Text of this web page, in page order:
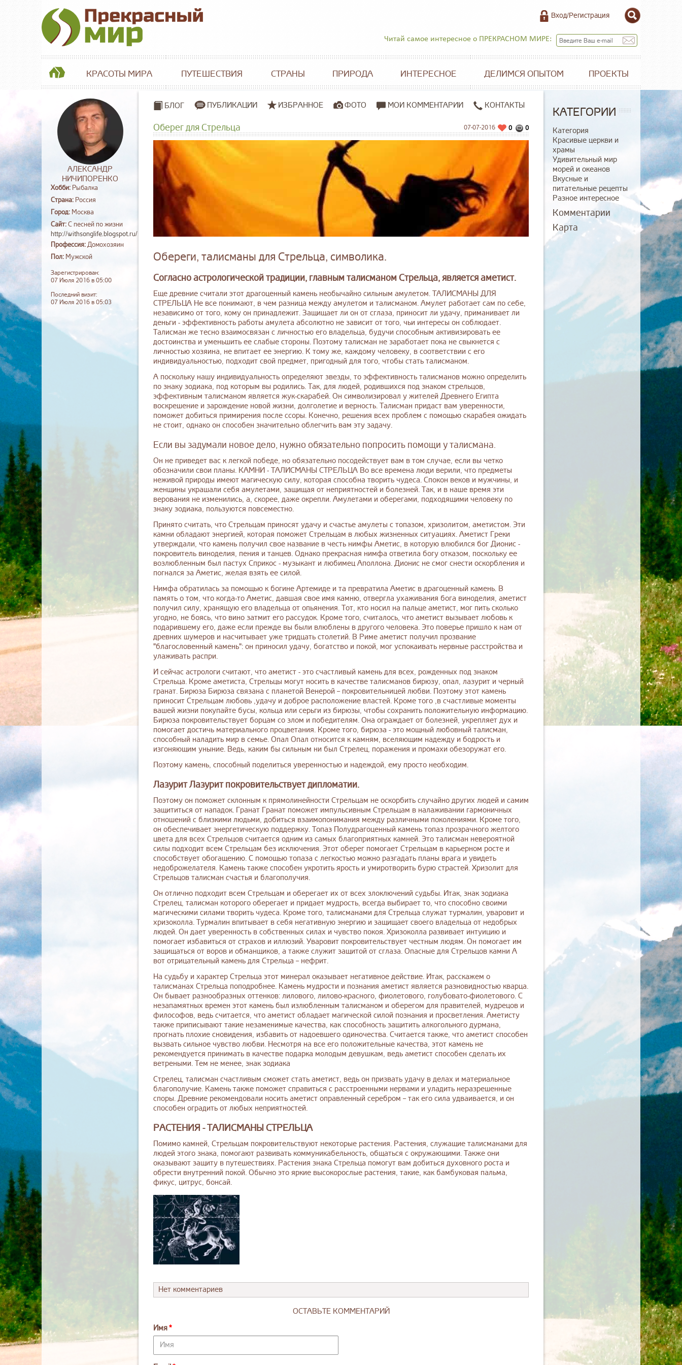
Вход/Регистрация
Читай самое интересное о ПРЕКРАСНОМ МИРЕ:
КРАСОТЫ МИРА ПУТЕШЕСТВИЯ СТРАНЫ ПРИРОДА ИНТЕРЕСНОЕ ДЕЛИМСЯ ОПЫТОМ ПРОЕКТЫ
АЛЕКСАНДР
НИЧИПОРЕНКО
Хобби: Рыбалка
Страна: Россия
Город: Москва
Сайт:С песней по жизни
http://withsonglife.blogspot.ru/
Профессия:Домохозяин
Пол: Мужской
Зарегистрирован:
07 Июля 2016 в 05:00
Последний визит:
07 Июля 2016 в 05:03
БЛОГ ПУБЛИКАЦИИ ИЗБРАННОЕ ФОТО МОИ КОММЕНТАРИИ КОНТАКТЫ
Оберег для Стрельца 07-07-2016 0
0
Обереги, талисманы для Стрельца, символика.
Согласно астрологической традиции, главным талисманом Стрельца, является аметист.
Еще древние считали этот драгоценный камень необычайно сильным амулетом. ТАЛИСМАНЫ ДЛЯ
СТРЕЛЬЦА Не все понимают, в чем разница между амулетом и талисманом. Амулет работает сам по себе,
независимо от того, кому он принадлежит. Защищает ли он от сглаза, приносит ли удачу, приманивает ли
деньги - эффективность работы амулета абсолютно не зависит от того, чьи интересы он соблюдает.
Талисман же тесно взаимосвязан с личностью его владельца, будучи способным активизировать ее
достоинства и уменьшить ее слабые стороны. Поэтому талисман не заработает пока не свыкнется с
личностью хозяина, не впитает ее энергию. К тому же, каждому человеку, в соответствии с его
индивидуальностью, подходит свой предмет, пригодный для того, чтобы стать талисманом.
А поскольку нашу индивидуальность определяют звезды, то эффективность талисманов можно определить
по знаку зодиака, под которым вы родились. Так, для людей, родившихся под знаком стрельцов,
эффективным талисманом является жук-скарабей. Он символизировал у жителей Древнего Египта
воскрешение и зарождение новой жизни, долголетие и верность. Талисман придаст вам уверенности,
поможет добиться примирения после ссоры. Конечно, решения всех проблем с помощью скарабея ожидать
не стоит, однако он способен значительно облегчить вам эту задачу.
Если вы задумали новое дело, нужно обязательно попросить помощи у талисмана.
Он не приведет вас к легкой победе, но обязательно посодействует вам в том случае, если вы четко
обозначили свои планы. КАМНИ - ТАЛИСМАНЫ СТРЕЛЬЦА Во все времена люди верили, что предметы
неживой природы имеют магическую силу, которая способна творить чудеса. Спокон веков и мужчины, и
женщины украшали себя амулетами, защищая от неприятностей и болезней. Так, и в наше время эти
верования не изменились, а, скорее, даже окрепли. Амулетами и оберегами, подходящими человеку по
знаку зодиака, пользуются повсеместно.
Принято считать, что Стрельцам приносят удачу и счастье амулеты с топазом, хризолитом, аметистом. Эти
камни обладают энергией, которая поможет Стрельцам в любых жизненных ситуациях. Аметист Греки
утверждали, что камень получил свое название в честь нимфы Аметис, в которую влюбился бог Дионис -
покровитель виноделия, пения и танцев. Однако прекрасная нимфа ответила богу отказом, поскольку ее
возлюбленным был пастух Сприкос - музыкант и любимец Аполлона. Дионис не смог снести оскорбления и
погнался за Аметис, желая взять ее силой.
Нимфа обратилась за помощью к богине Артемиде и та превратила Аметис в драгоценный камень. В
память о том, что когда-то Аметис, давшая свое имя камню, отвергла ухаживания бога виноделия, аметист
получил силу, хранящую его владельца от опьянения. Тот, кто носил на пальце аметист, мог пить сколько
угодно, не боясь, что вино затмит его рассудок. Кроме того, считалось, что аметист вызывает любовь к
подарившему его, даже если прежде вы были влюблены в другого человека. Это поверье пришло к нам от
древних шумеров и насчитывает уже тридцать столетий. В Риме аметист получил прозвание
"благословенный камень": он приносил удачу, богатство и покой, мог успокаивать нервные расстройства и
улаживать распри.
И сейчас астрологи считают, что аметист - это счастливый камень для всех, рожденных под знаком
Стрельца. Кроме аметиста, Стрельцы могут носить в качестве талисманов бирюзу, опал, лазурит и черный
гранат. Бирюза Бирюза связана с планетой Венерой – покровительницей любви. Поэтому этот камень
приносит Стрельцам любовь ,удачу и доброе расположение властей. Кроме того ,в счастливые моменты
вашей жизни покупайте бусы, кольца или серьги из бирюзы, чтобы сохранить положительную информацию.
Бирюза покровительствует борцам со злом и победителям. Она ограждает от болезней, укрепляет дух и
помогает достичь материального процветания. Кроме того, бирюза - это мощный любовный талисман,
способный наладить мир в семье. Опал Опал относится к камням, вселяющим надежду и бодрость и
изгоняющим уныние. Ведь, каким бы сильным ни был Стрелец, поражения и промахи обезоружат его.
Поэтому камень, способный поделиться уверенностью и надеждой, ему просто необходим.
Лазурит Лазурит покровительствует дипломатии.
Поэтому он поможет склонным к прямолинейности Стрельцам не оскорбить случайно других людей и самим
защититься от нападок. Гранат Гранат поможет импульсивным Стрельцам в налаживании гармоничных
отношений с близкими людьми, добиться взаимопонимания между различными поколениями. Кроме того,
он обеспечивает энергетическую поддержку. Топаз Полудрагоценный камень топаз прозрачного желтого
цвета для всех Стрельцов считается одним из самых благоприятных камней. Это талисман невероятной
силы подходит всем Стрельцам без исключения. Этот оберег помогает Стрельцам в карьерном росте и
способствует обогащению. С помощью топаза с легкостью можно разгадать планы врага и увидеть
недоброжелателя. Камень также способен укротить ярость и умиротворить бурю страстей. Хризолит для
Стрельцов талисман счастья и благополучия.
Он отлично подходит всем Стрельцам и оберегает их от всех злоключений судьбы. Итак, знак зодиака
Стрелец, талисман которого оберегает и придает мудрость, всегда выбирает то, что способно своими
магическими силами творить чудеса. Кроме того, талисманами для Стрельца служат турмалин, уваровит и
хризоколла. Турмалин впитывает в себя негативную энергию и защищает своего владельца от недобрых
людей. Он дает уверенность в собственных силах и чувство покоя. Хризоколла развивает интуицию и
помогает избавиться от страхов и иллюзий. Уваровит покровительствует честным людям. Он помогает им
защищаться от воров и обманщиков, а также служит защитой от сглаза. Опасные для Стрельцов камни А
вот отрицательный камень для Стрельца – нефрит.
На судьбу и характер Стрельца этот минерал оказывает негативное действие. Итак, расскажем о
талисманах Стрельца поподробнее. Камень мудрости и познания аметист является разновидностью кварца.
Он бывает разнообразных оттенков: лилового, лилово-красного, фиолетового, голубовато-фиолетового. С
незапамятных времен этот камень был излюбленным талисманом и оберегом для правителей, мудрецов и
философов, ведь считается, что аметист обладает магической силой познания и просветления. Аметисту
также приписывают такие незаменимые качества, как способность защитить алкогольного дурмана,
прогнать плохие сновидения, избавить от надоевшего одиночества. Считается также, что аметист способен
вызвать сильное чувство любви. Несмотря на все его положительные качества, этот камень не
рекомендуется принимать в качестве подарка молодым девушкам, ведь аметист способен сделать их
ветреными. Тем не менее, знак зодиака
Стрелец, талисман счастливым сможет стать аметист, ведь он призвать удачу в делах и материальное
благополучие. Камень также поможет справиться с расстроенными нервами и уладить неразрешенные
споры. Древние рекомендовали носить аметист оправленный серебром – так его сила удваивается, и он
способен оградить от любых неприятностей.
РАСТЕНИЯ - ТАЛИСМАНЫ СТРЕЛЬЦА
Помимо камней, Стрельцам покровительствуют некоторые растения. Растения, служащие талисманами для
людей этого знака, помогают развивать коммуникабельность, общаться с окружающими. Также они
оказывают защиту в путешествиях. Растения знака Стрельца помогут вам добиться духовного роста и
обрести внутренний покой. Обычно это яркие высокорослые растения, такие, как бамбуковая пальма,
фикус, цитрус, бонсай.
Нет комментариев
ОСТАВЬТЕ КОММЕНТАРИЙ
Имя
КАТЕГОРИИ
Категория
Красивые церкви и
храмы
Удивительный мир
морей и океанов
Вкусные и
питательные рецепты
Разное интересное
Комментарии
Карта